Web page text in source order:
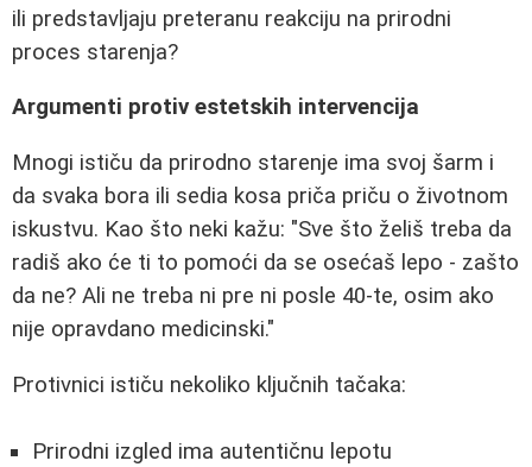
ili predstavljaju preteranu reakciju na prirodni
proces starenja?
Argumenti protiv estetskih intervencija
Mnogi ističu da prirodno starenje ima svoj šarm i
da svaka bora ili sedia kosa priča priču o životnom
iskustvu. Kao što neki kažu: "Sve što želiš treba da
radiš ako će ti to pomoći da se osećaš lepo - zašto
da ne? Ali ne treba ni pre ni posle 40-te, osim ako
nije opravdano medicinski."
Protivnici ističu nekoliko ključnih tačaka:
Prirodni izgled ima autentičnu lepotu